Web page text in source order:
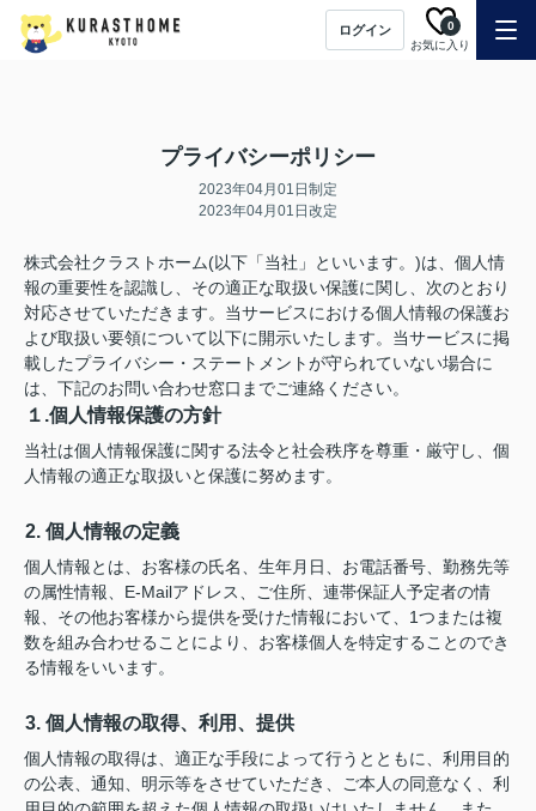
ログイン
お気に入り
0
プライバシーポリシー
2023年04月01日制定
2023年04月01日改定
株式会社クラストホーム(以下「当社」といいます。)は、個人情
報の重要性を認識し、その適正な取扱い保護に関し、次のとおり
対応させていただきます。当サービスにおける個人情報の保護お
よび取扱い要領について以下に開示いたします。当サービスに掲
載したプライバシー・ステートメントが守られていない場合に
は、下記のお問い合わせ窓口までご連絡ください。
１.個人情報保護の方針
当社は個人情報保護に関する法令と社会秩序を尊重・厳守し、個
人情報の適正な取扱いと保護に努めます。
2. 個人情報の定義
個人情報とは、お客様の氏名、生年月日、お電話番号、勤務先等
の属性情報、E-Mailアドレス、ご住所、連帯保証人予定者の情
報、その他お客様から提供を受けた情報において、1つまたは複
数を組み合わせることにより、お客様個人を特定することのでき
る情報をいいます。
3. 個人情報の取得、利用、提供
個人情報の取得は、適正な手段によって行うとともに、利用目的
の公表、通知、明示等をさせていただき、ご本人の同意なく、利